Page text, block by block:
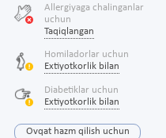
Allergiyaga chalinganlar
uchun
Taqiqlangan
Homiladorlar uchun
Extiyotkorlik bilan
Diabetiklar uchun
Extiyotkorlik bilan
Ovqat hazm qilish uchun